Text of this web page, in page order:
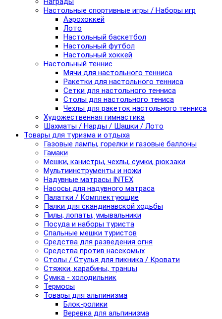
Настольные спортивные игры / Наборы игр
Аэрохоккей
Лото
Настольный баскетбол
Настольный футбол
Настольный хоккей
Настольный теннис
Мячи для настольного тенниса
Ракетки для настольного тенниса
Сетки для настольного тенниса
Столы для настольного тениса
Чехлы для ракеток настольного тенниса
Художественная гимнастика
Шахматы / Нарды / Шашки / Лото
Товары для туризма и отдыха
Газовые лампы, горелки и газовые баллоны
Гамаки
Мешки, канистры, чехлы, сумки, рюкзаки
Мультиинструменты и ножи
Надувные матрасы INTEX
Насосы для надувного матраса
Палатки / Комплектующие
Палки для скандинавской ходьбы
Пилы, лопаты, умывальники
Посуда и наборы туриста
Спальные мешки туристов
Средства для разведения огня
Средства против насекомых
Столы / Стулья для пикника / Кровати
Стяжки, карабины, транцы
Сумка - холодильник
Термосы
Товары для альпинизма
Блок-ролики
Веревка для альпинизма